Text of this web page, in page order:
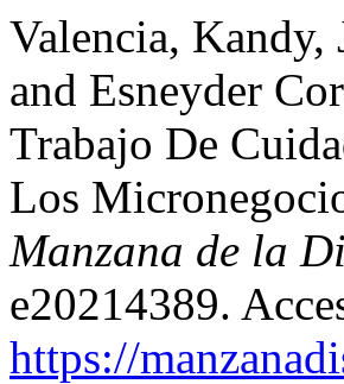
Valencia, Kandy,
and Esneyder
Trabajo De
Los
Manzana de la
e20214389.
https://